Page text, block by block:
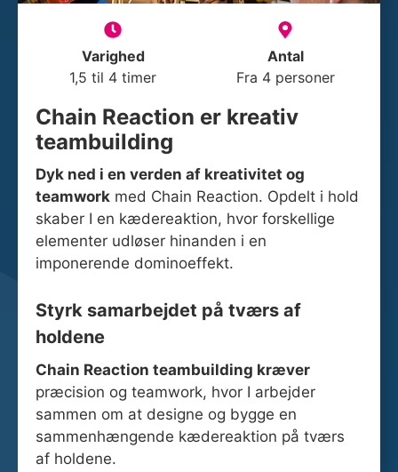
Varighed
1,5 til 4 timer
Antal
Fra 4 personer
Chain Reaction er kreativ
teambuilding
Dyk ned i en verden af kreativitet og
teamwork med Chain Reaction. Opdelt i hold
skaber I en kædereaktion, hvor forskellige
elementer udløser hinanden i en
imponerende dominoeffekt.
Styrk samarbejdet på tværs af
holdene
Chain Reaction teambuilding kræver
præcision og teamwork, hvor I arbejder
sammen om at designe og bygge en
sammenhængende kædereaktion på tværs
af holdene.